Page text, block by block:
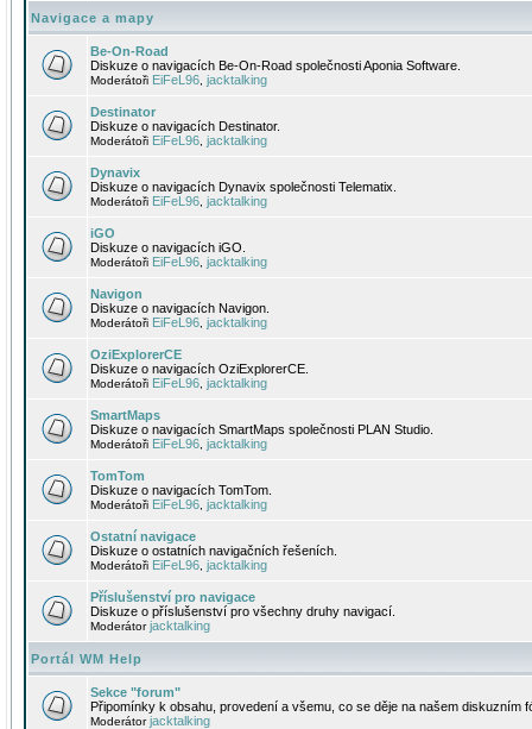
Navigace a mapy
Be-On-Road
Diskuze o navigacích Be-On-Road společnosti Aponia Software.
Moderátoři EiFeL96 jacktalking
Destinator
Diskuze o navigacích Destinator.
Moderátoři EiFeL96 jacktalking
Dynavix
Diskuze o navigacích Dynavix společnosti Telematix.
Moderátoři EiFeL96 jacktalking
iGO
Diskuze o navigacích iGO.
Moderátoři EiFeL96 jacktalking
Navigon
Diskuze o navigacích Navigon.
Moderátoři EiFeL96 jacktalking
OziExplorerCE
Diskuze o navigacích OziExplorerCE.
Moderátoři EiFeL96 jacktalking
SmartMaps
Diskuze o navigacích SmartMaps společnosti PLAN Studio.
Moderátoři EiFeL96 jacktalking
TomTom
Diskuze o navigacích TomTom.
Moderátoři EiFeL96 jacktalking
Ostatní navigace
Diskuze o ostatních navigačních řešeních.
Moderátoři EiFeL96 jacktalking
Příslušenství pro navigace
Diskuze o příslušenství pro všechny druhy navigací.
Moderátorjacktalking
Portál WM Help
Sekce "forum"
Připomínky k obsahu, provedení a všemu, co se děje na našem diskuzním
Moderátorjacktalking